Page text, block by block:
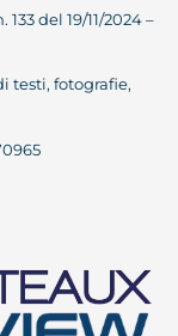
del 19/11/2024 –
testi, fotografie,